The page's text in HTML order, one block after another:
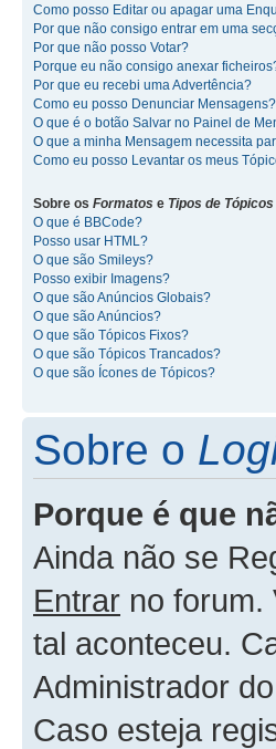
Como posso Editar ou apagar uma
Por que não consigo entrar em uma
Por que não posso Votar?
Porque eu não consigo anexar
Por que eu recebi uma Advertência?
Como eu posso Denunciar Mensagens?
O que é o botão Salvar no Painel de
O que a minha Mensagem necessita
Como eu posso Levantar os meus
Sobre os Formatos e Tipos de Tópicos
O que é BBCode?
Posso usar HTML?
O que são Smileys?
Posso exibir Imagens?
O que são Anúncios Globais?
O que são Anúncios?
O que são Tópicos Fixos?
O que são Tópicos Trancados?
O que são Ícones de Tópicos?
Sobre o
Porque é que
Ainda não se
Entrar no forum.
tal aconteceu.
Administrador
Caso esteja